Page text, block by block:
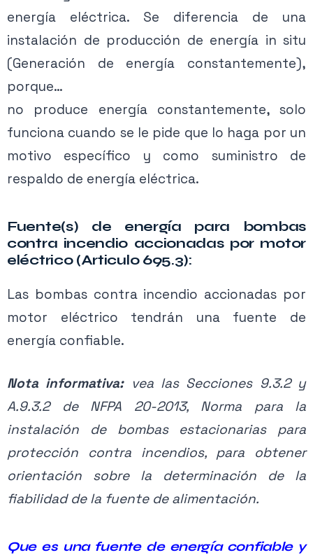
energía eléctrica. Se diferencia de una
instalación de producción de energía in situ
(Generación de energía constantemente),
porque…
Ver planes →
no produce energía constantemente, solo
funciona cuando se le pide que lo haga por un
motivo específico y como suministro de
respaldo de energía eléctrica.
Fuente(s) de energía para bombas
contra incendio accionadas por motor
eléctrico (Articulo 695.3):
Las bombas contra incendio accionadas por
motor eléctrico tendrán una fuente de
energía confiable.
Nota informativa:vea las Secciones 9.3.2 y
A.9.3.2 de NFPA 20-2013, Norma para la
instalación de bombas estacionarias para
protección contra incendios, para obtener
orientación sobre la determinación de la
fiabilidad de la fuente de alimentación.
Que es una fuente de energía confiable y